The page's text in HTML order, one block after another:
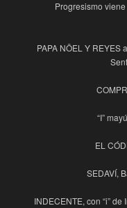
Progresismo
PAPA NÖEL Y
“I”
EL
SEDAVÍ,
INDECENTE, con “i” de